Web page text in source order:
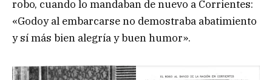
robo, cuando lo mandaban de nuevo a Corrientes:
«Godoy al embarcarse no demostraba abatimiento
y sí más bien alegría y buen humor».